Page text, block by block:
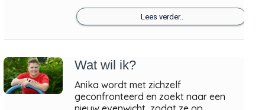
Lees verder..
Wat wil ik?
Anika wordt met zichzelf
geconfronteerd en zoekt naar een